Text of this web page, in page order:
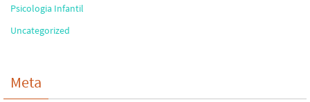
Psicologia Infantil
Uncategorized
Meta